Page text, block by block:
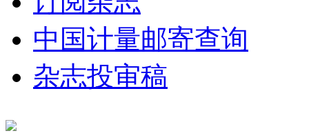
中国计量邮寄查询
杂志投审稿